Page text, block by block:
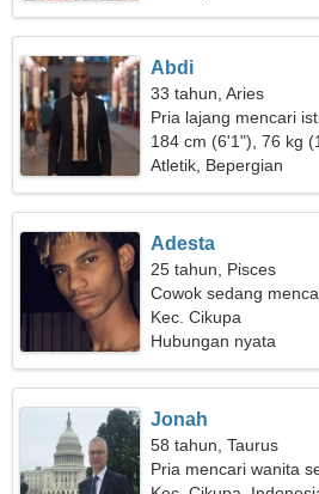
Abdi
33 tahun, Aries
Pria lajang mencari
184 cm (6'1"), 76 kg
Atletik, Bepergian
Adesta
25 tahun, Pisces
Cowok sedang
Kec. Cikupa
Hubungan nyata
Jonah
58 tahun, Taurus
Pria mencari wanita